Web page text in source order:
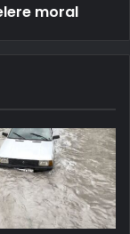
moral